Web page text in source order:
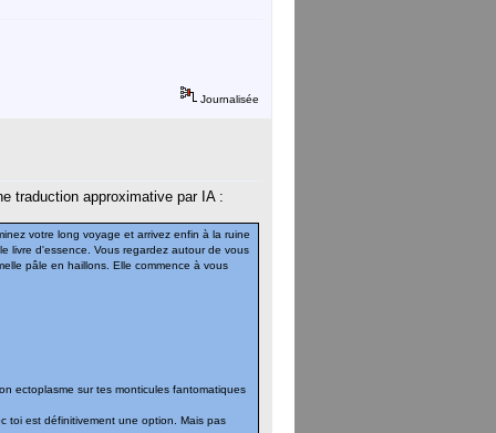
Journalisée
traduction approximative par IA :
votre long voyage et arrivez enfin à la ruine
livre d'essence. Vous regardez autour de vous
pâle en haillons. Elle commence à vous
ectoplasme sur tes monticules fantomatiques
toi est définitivement une option. Mais pas